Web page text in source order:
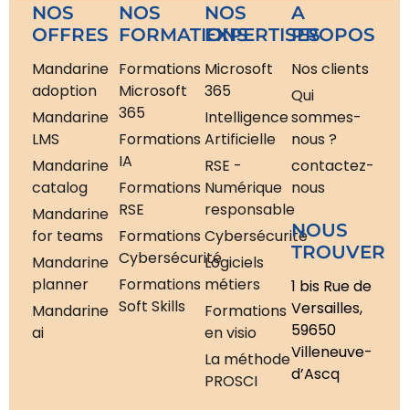
NOS
OFFRES
Mandarine
adoption
Mandarine
LMS
Mandarine
catalog
Mandarine
for teams
Mandarine
planner
Mandarine
ai
NOS
FORMATIONS
Formations
Microsoft
365
Formations
IA
Formations
RSE
Formations
Cybersécurité
Formations
Soft Skills
NOS
EXPERTISES
Microsoft
365
Intelligence
Artificielle
RSE -
Numérique
responsable
Cybersécurité
Logiciels
métiers
Formations
en visio
La méthode
PROSCI
A
PROPOS
Nos clients
Qui
sommes-
nous ?
contactez-
nous
NOUS
TROUVER
1 bis Rue de
Versailles,
59650
Villeneuve-
d’Ascq